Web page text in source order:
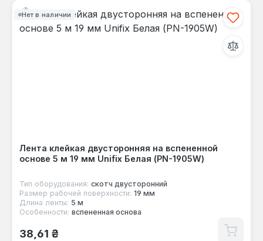
Нет в наличии
Лента клейкая двусторонняя на вспененной
основе 5 м 19 мм Unifix Белая (PN-1905W)
Тип оборудования: скотч двусторонний
Размер рабочей поверхности: 19 мм
Длина ленты: 5 м
Особенности: вспененная основа
Обычная цена:
38,61 ₴